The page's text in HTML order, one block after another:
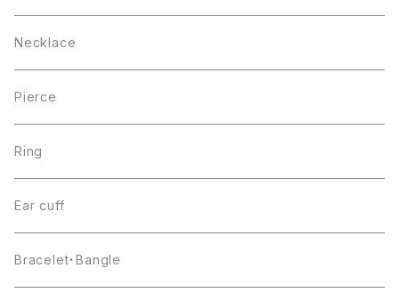
Necklace
Pierce
Ring
Ear cuff
Bracelet・Bangle